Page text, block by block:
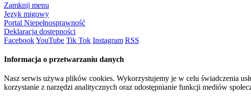
Zamknij menu
Język migowy
Portal Niepełnosprawność
Deklaracja dostępności
FacebookYouTube Tik Tok Instagram RSS
Informacja o przetwarzaniu danych
Nasz serwis używa plików cookies. Wykorzystujemy je w celu świadczenia
korzystanie z narzędzi analitycznych oraz udostępnianie funkcji mediów